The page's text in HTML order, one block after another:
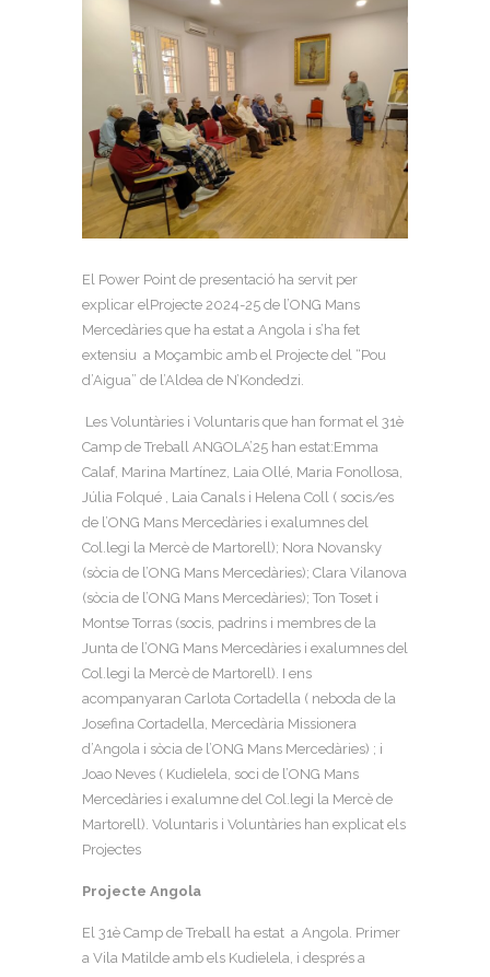
El Power Point de presentació ha servit per
explicar elProjecte 2024-25 de l’ONG Mans
Mercedàries que ha estat a Angola i s’ha fet
extensiu a Moçambic amb el Projecte del “Pou
d’Aigua” de l’Aldea de N’Kondedzi.
Les Voluntàries i Voluntaris que han format el 31è
Camp de Treball ANGOLA’25 han estat:Emma
Calaf, Marina Martínez, Laia Ollé, Maria Fonollosa,
Júlia Folqué , Laia Canals i Helena Coll ( socis/es
de l’ONG Mans Mercedàries i exalumnes del
Col.legi la Mercè de Martorell); Nora Novansky
(sòcia de l’ONG Mans Mercedàries); Clara Vilanova
(sòcia de l’ONG Mans Mercedàries); Ton Toset i
Montse Torras (socis, padrins i membres de la
Junta de l’ONG Mans Mercedàries i exalumnes del
Col.legi la Mercè de Martorell). I ens
acompanyaran Carlota Cortadella ( neboda de la
Josefina Cortadella, Mercedària Missionera
d’Angola i sòcia de l’ONG Mans Mercedàries) ; i
Joao Neves ( Kudielela, soci de l’ONG Mans
Mercedàries i exalumne del Col.legi la Mercè de
Martorell). Voluntaris i Voluntàries han explicat els
Projectes
Projecte Angola
El 31è Camp de Treball ha estat a Angola. Primer
a Vila Matilde amb els Kudielela, i després a